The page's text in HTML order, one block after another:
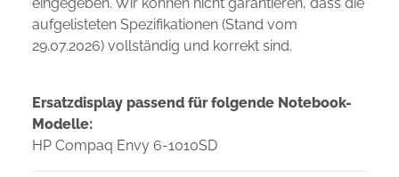
aufgelisteten Spezifikationen (Stand vom
29.07.2026) vollständig und korrekt sind.
Ersatzdisplay passend für folgende Notebook-
Modelle:
HP Compaq Envy 6-1010SD